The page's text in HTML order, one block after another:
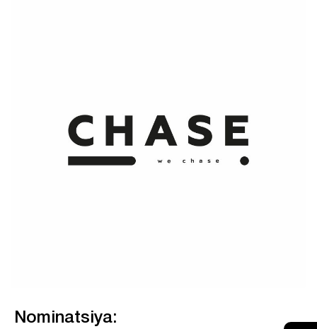
Nominatsiya: